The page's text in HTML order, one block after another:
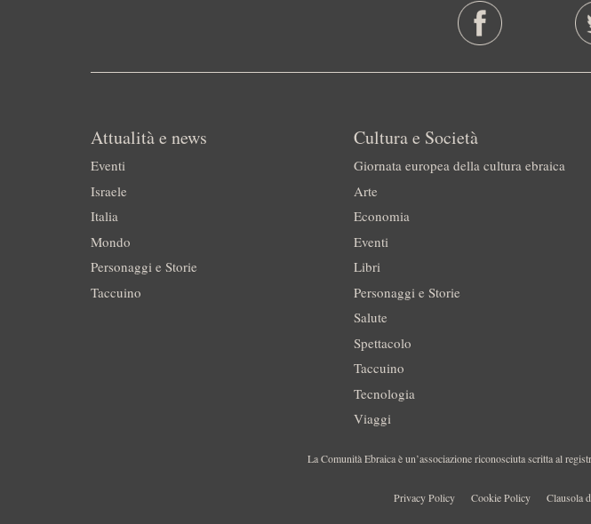
Attualità e news
Eventi
Israele
Italia
Mondo
Personaggi e Storie
Taccuino
Cultura e Società
Giornata europea della cultura ebraica
Arte
Economia
Eventi
Libri
Personaggi e Storie
Salute
Spettacolo
Taccuino
Tecnologia
Viaggi
La Comunità Ebraica è un’associazione riconosciuta scritta al
Privacy Policy Cookie Policy Clausola